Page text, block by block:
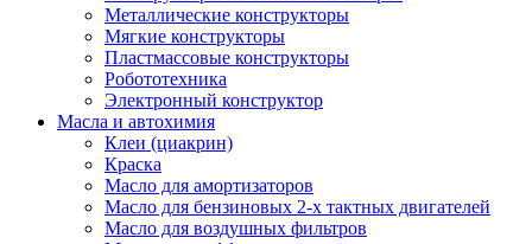
Металлические конструкторы
Мягкие конструкторы
Пластмассовые конструкторы
Робототехника
Электронный конструктор
Масла и автохимия
Клеи (циакрин)
Краска
Масло для амортизаторов
Масло для бензиновых 2-х тактных двигателей
Масло для воздушных фильтров